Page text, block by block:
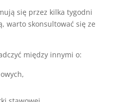
się przez kilka tygodni
warto skonsultować się ze
między innymi o: